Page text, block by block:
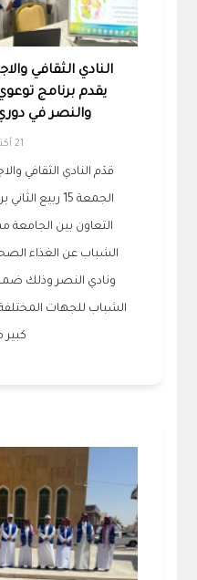
النادي الثقافي
يقدم برنامج
والنصر في
21 أكتوبر 2024
قدَم النادي الثقافي
الجمعة 15
التعاون بين الجامعة
الشباب عن الغذاء
ونادي النصر وذلك ضمن
الشباب للجهات
كبير